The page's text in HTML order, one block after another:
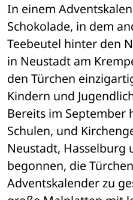
In einem
Schokolade, in dem
Teebeutel hinter den
in Neustadt am
den Türchen
Kindern und
Bereits im September
Schulen, und
Neustadt,
begonnen, die
Adventskalender zu